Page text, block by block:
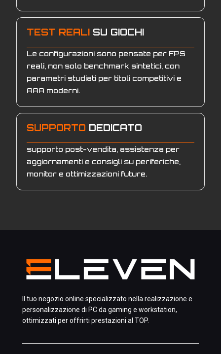
TEST REALI SU GIOCHI
Le configurazioni sono pensate per FPS
reali, non solo benchmark sintetici, con
parametri studiati per titoli competitivi e
AAA moderni.
SUPPORTO DEDICATO
supporto post-vendita, assistenza per
aggiornamenti e consigli su periferiche,
monitor e ottimizzazioni future.
Il tuo negozio online specializzato nella realizzazione e
personalizzazione di PC da gaming e workstation,
ottimizzati per offrirti prestazioni al TOP.